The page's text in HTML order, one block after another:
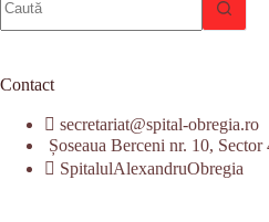
rezultat
Contact
secretariat@spital-obregia.ro
Șoseaua Berceni nr. 10,
SpitalulAlexandruObregia